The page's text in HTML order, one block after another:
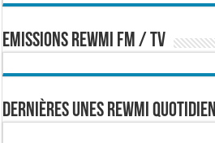
EMISSIONS REWMI FM / TV
Dernières Unes Rewmi Quotidien